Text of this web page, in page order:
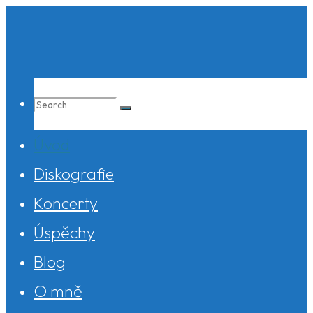
Search
for:
Úvod
Diskografie
Koncerty
Úspěchy
Blog
O mně